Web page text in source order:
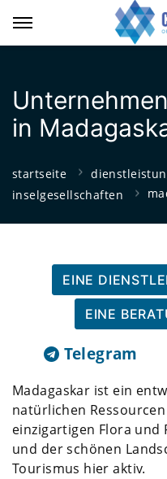
in
startseite
inselgesellschaften
EINE
EINE
Telegram
Madagaskar ist ein
natürlichen
einzigartigen Flora und
und der schönen
Tourismus hier aktiv.